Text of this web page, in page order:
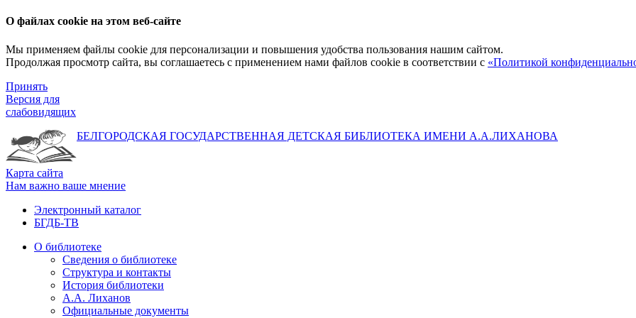
О файлах cookie на этом веб-сайте
Мы применяем файлы cookie для персонализации и повышения удобства пользования нашим сайтом.
Продолжая просмотр сайта, вы соглашаетесь с применением нами файлов cookie в соответствии с «Политикой
Принять
Версия для
слабовидящих
БЕЛГОРОДСКАЯ ГОСУДАРСТВЕННАЯ ДЕТСКАЯ БИБЛИОТЕКА ИМЕНИ А.А.ЛИХАНОВА
Карта сайта
Нам важно ваше мнение
Электронный каталог
БГДБ-ТВ
О библиотеке
Сведения о библиотеке
Структура и контакты
История библиотеки
А.А. Лиханов
Официальные документы